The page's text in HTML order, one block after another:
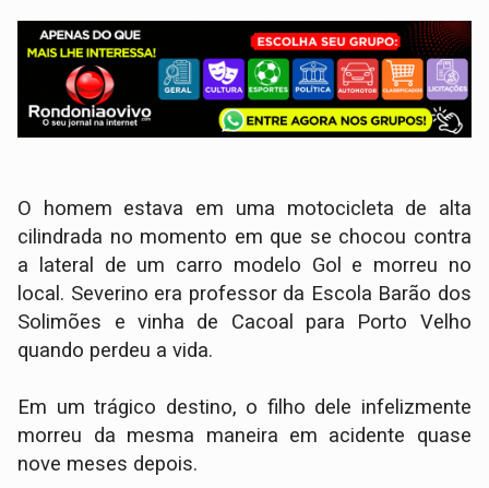
O homem estava em uma motocicleta de alta
cilindrada no momento em que se chocou contra
a lateral de um carro modelo Gol e morreu no
local. Severino era professor da Escola Barão dos
Solimões e vinha de Cacoal para Porto Velho
quando perdeu a vida.
Em um trágico destino, o filho dele infelizmente
morreu da mesma maneira em acidente quase
nove meses depois.